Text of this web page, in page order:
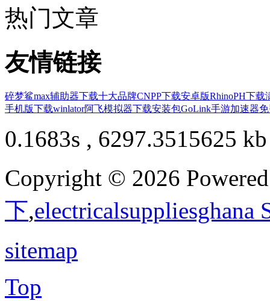
热门文章
友情链接
碎梦鲨max辅助器下载十大品牌CNPP下载安卓版RhinoPH下载
手机版下载winlator阿飞模拟器下载安装包GoLink手游加速器
0.1683s , 6297.3515625 kb
Copyright © 2026
下,electricalsuppliesghana
sitemap
Top